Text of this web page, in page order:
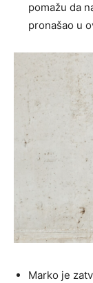
pomažu da
pronašao u
Marko je